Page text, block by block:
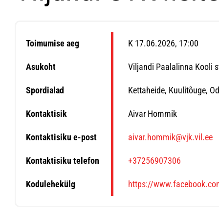
Toimumise aeg K 17.06.2026, 17:00
Asukoht Viljandi Paalalinna Kooli
Spordialad Kettaheide, Kuulitõuge,
Kontaktisik Aivar Hommik
Kontaktisiku e-post aivar.hommik@vjk.vil.ee
Kontaktisiku telefon +37256907306
Kodulehekülg https://